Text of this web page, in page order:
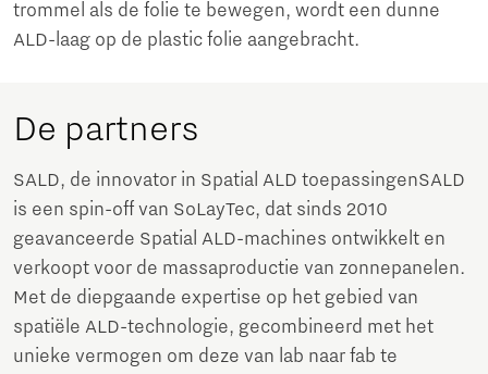
trommel als de folie te bewegen, wordt een dunne
ALD-laag op de plastic folie aangebracht.
De partners
SALD, de innovator in Spatial ALD toepassingenSALD
is een spin-off van SoLayTec, dat sinds 2010
geavanceerde Spatial ALD-machines ontwikkelt en
verkoopt voor de massaproductie van zonnepanelen.
Met de diepgaande expertise op het gebied van
spatiële ALD-technologie, gecombineerd met het
unieke vermogen om deze van lab naar fab te